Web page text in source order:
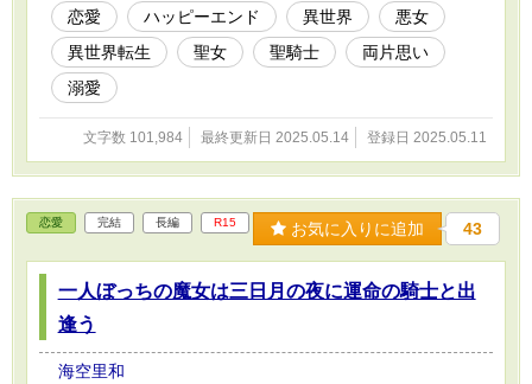
二人の距離が近付く時、リリーは自分がとんでもない悪事をしてい
たことを知る。 これは、いきなり悪女のレッテルを貼られたヒロ
インがそれを覆し、みんなに愛され、幸せを掴むお話。
恋愛 ハッピーエンド 異世界
悪女
異世界転生
聖女 聖騎士
両片思い
溺愛
文字数 101,984 最終更新日 2025.05.14 登録日 2025.05.11
恋愛 完結 長編 R15 お気に入りに追加 43
一人ぼっちの魔女は三日月の夜に運命の騎士と出
逢う
海空里和